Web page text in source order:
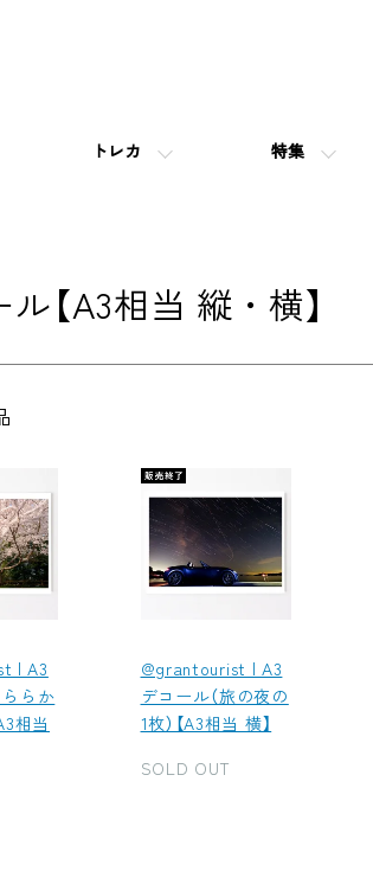
トレカ 特集
【A3相当 縦・横】
| A3
ららか
相当
@grantourist | A3
デコール（旅の夜の
1枚）【A3相当 横】
SOLD OUT